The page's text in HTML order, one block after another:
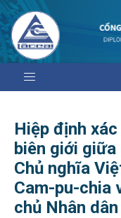
Hiệp định
biên giới
Chủ nghĩa
Cam-pu-chia
chủ Nhân